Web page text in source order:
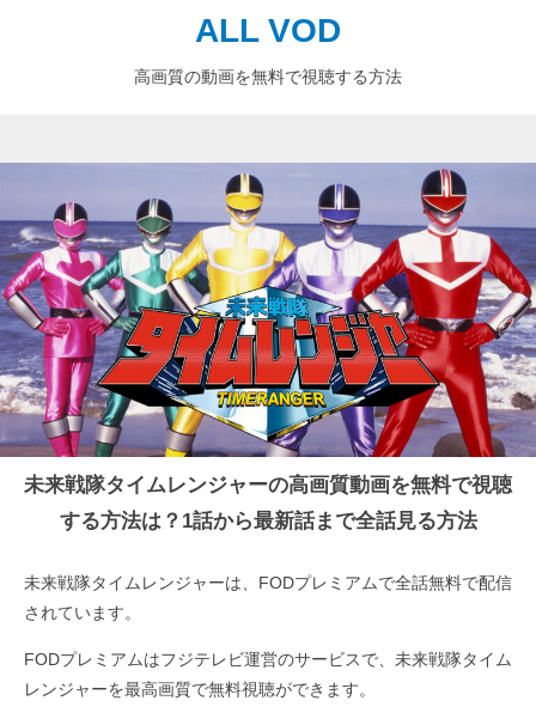
ALL VOD
高画質の動画を無料で視聴する方法
未来戦隊タイムレンジャーの高画質動画を無料で視聴
する方法は？1話から最新話まで全話見る方法
未来戦隊タイムレンジャーは、FODプレミアムで全話無料で配信
されています。
FODプレミアムはフジテレビ運営のサービスで、未来戦隊タイム
レンジャーを最高画質で無料視聴ができます。